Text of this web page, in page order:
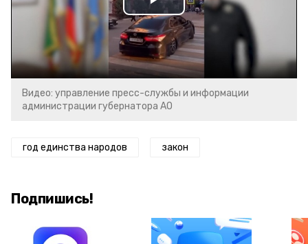
Play
Video
Видео: управление пресс-службы и информации
администрации губернатора АО
год единства народов закон
Подпишись!